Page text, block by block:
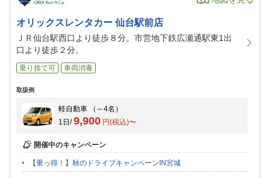
オリックスレンタカー 仙台駅前店
ＪＲ仙台駅西口より徒歩８分。市営地下鉄広瀬通駅東1出
口より徒歩２分。
乗り捨て可 車両消毒
取扱例
軽自動車
（～4名）
1日/9,900 円(税込)〜
開催中のキャンペーン
【乗っ得！】秋のドライブキャンペーンIN宮城